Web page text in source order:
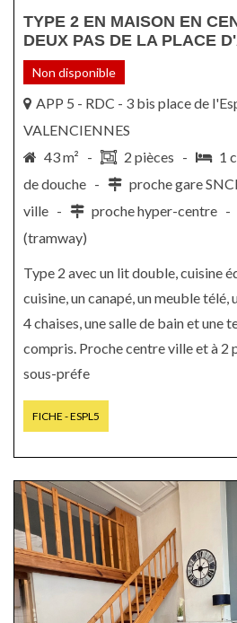
TYPE 2 EN MAISON EN
DEUX PAS DE LA PLACE
Non disponible
APP 5 - RDC - 3 bis place de
VALENCIENNES
43 m² -
2 pièces - 1
de douche -
proche gare
ville -
proche hyper-centre -
(tramway)
Type 2 avec un lit double, cuisine
cuisine, un canapé, un meuble télé,
4 chaises, une salle de bain et une
compris. Proche centre ville et à 2
sous-préfe
FICHE - ESPL5